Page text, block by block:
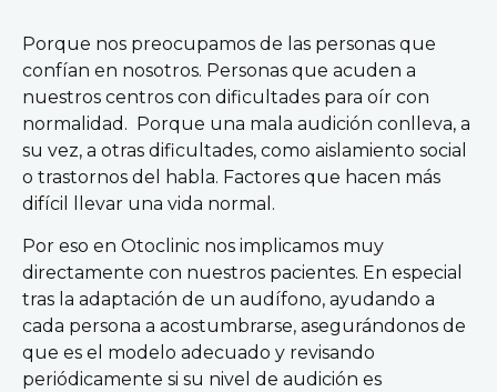
Porque nos preocupamos de las personas que
confían en nosotros. Personas que acuden a
nuestros centros con dificultades para oír con
normalidad. Porque una mala audición conlleva, a
su vez, a otras dificultades, como aislamiento social
o trastornos del habla. Factores que hacen más
difícil llevar una vida normal.
Por eso en Otoclinic nos implicamos muy
directamente con nuestros pacientes. En especial
tras la adaptación de un audífono, ayudando a
cada persona a acostumbrarse, asegurándonos de
que es el modelo adecuado y revisando
periódicamente si su nivel de audición es